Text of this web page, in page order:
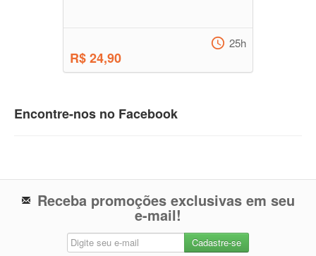
R$ 24,90
25h
Encontre-nos no Facebook
Receba promoções exclusivas em seu
e-mail!